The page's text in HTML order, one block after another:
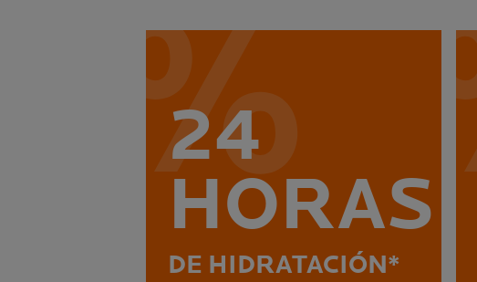
24
HORAS
DE HIDRATACIÓN*